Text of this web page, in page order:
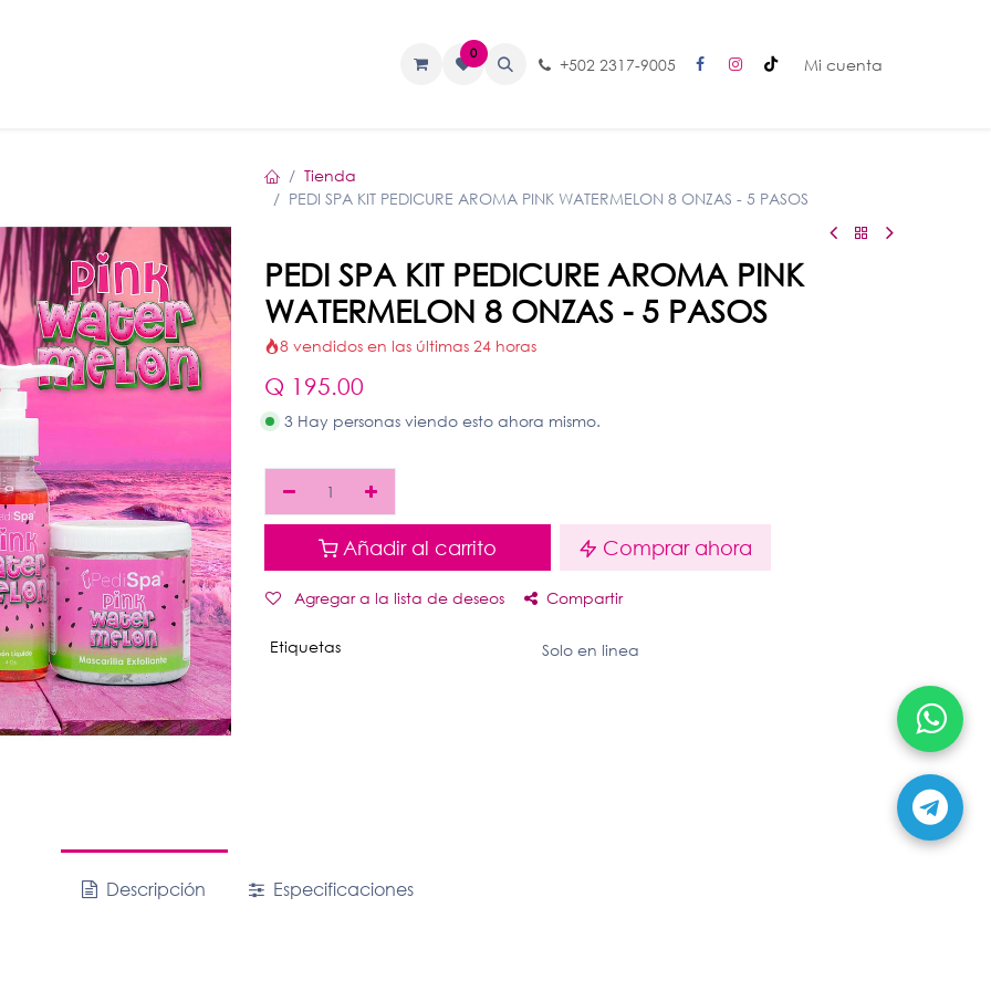
0
+502 2317-9005 Mi cuenta
Tienda
PEDI SPA KIT PEDICURE AROMA PINK WATERMELON 8 ONZAS - 5 PASOS
PEDI SPA KIT PEDICURE AROMA PINK
WATERMELON 8 ONZAS - 5 PASOS
8 vendidos en las últimas 24 horas
Q 195.00
3 Hay personas viendo esto ahora mismo.
Añadir al carrito Comprar ahora
Agregar a la lista de deseos Compartir
Etiquetas Solo en linea
Descripción Especificaciones